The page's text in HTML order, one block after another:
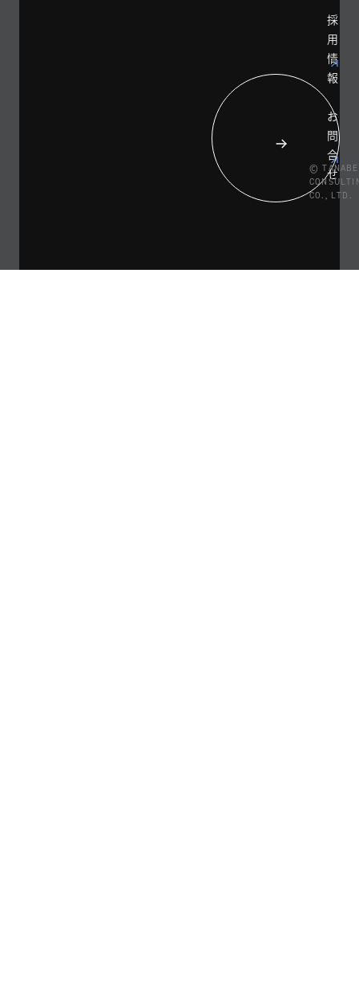
採
用
情
報
お
問
合
せ
© TANABE
CO., LTD.